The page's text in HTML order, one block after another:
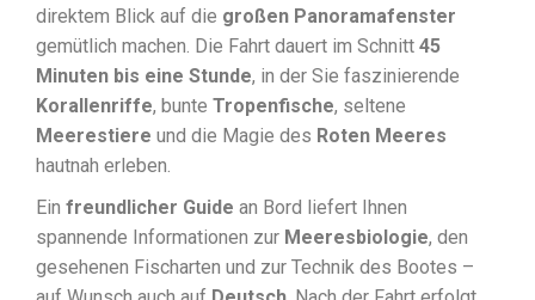
direktem Blick auf die großen Panoramafenster
gemütlich machen. Die Fahrt dauert im Schnitt 45
Minuten bis eine Stunde, in der Sie faszinierende
Korallenriffe, bunte Tropenfische, seltene
Meerestiere und die Magie des Roten Meeres
hautnah erleben.
Ein freundlicher Guide an Bord liefert Ihnen
spannende Informationen zur Meeresbiologie, den
gesehenen Fischarten und zur Technik des Bootes –